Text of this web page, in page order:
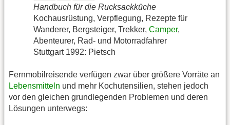
Handbuch für die Rucksackküche
Kochausrüstung, Verpflegung, Rezepte für
Wanderer, Bergsteiger, Trekker, Camper,
Abenteurer, Rad- und Motorradfahrer
Stuttgart 1992: Pietsch
Fernmobilreisende verfügen zwar über größere Vorräte an
Lebensmitteln und mehr Kochutensilien, stehen jedoch
vor den gleichen grundlegenden Problemen und deren
Lösungen unterwegs: